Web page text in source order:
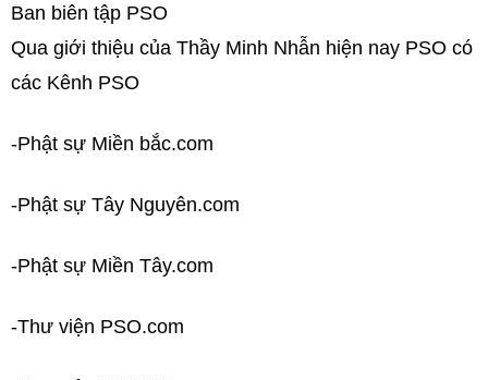
Ban biên tập PSO
Qua giới thiệu của Thầy Minh Nhẫn hiện nay PSO có
các Kênh PSO
-Phật sự Miền bắc.com
-Phật sự Tây Nguyên.com
-Phật sự Miền Tây.com
-Thư viện PSO.com